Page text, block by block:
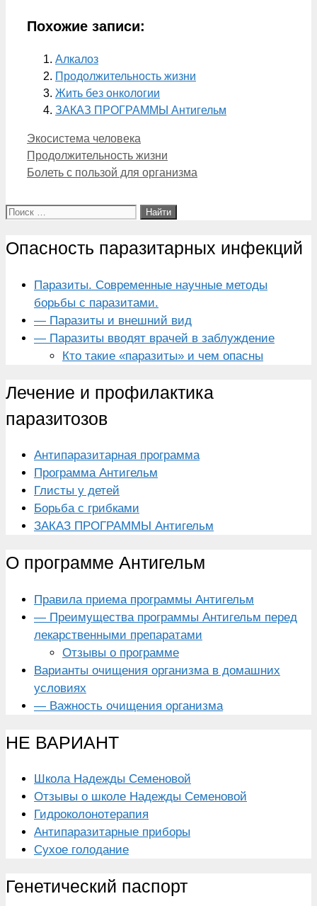
Похожие записи:
Алкалоз
Продолжительность жизни
Жить без онкологии
ЗАКАЗ ПРОГРАММЫ Антигельм
Рубрики
Экосистема человека
Продолжительность жизни
Болеть с пользой для организма
Поиск:
Опасность паразитарных инфекций
Паразиты. Современные научные методы
борьбы с паразитами.
— Паразиты и внешний вид
— Паразиты вводят врачей в заблуждение
Кто такие «паразиты» и чем опасны
Лечение и профилактика
паразитозов
Антипаразитарная программа
Программа Антигельм
Глисты у детей
Борьба с грибками
ЗАКАЗ ПРОГРАММЫ Антигельм
О программе Антигельм
Правила приема программы Антигельм
— Преимущества программы Антигельм перед
лекарственными препаратами
Отзывы о программе
Варианты очищения организма в домашних
условиях
— Важность очищения организма
НЕ ВАРИАНТ
Школа Надежды Семеновой
Отзывы о школе Надежды Семеновой
Гидроколонотерапия
Антипаразитарные приборы
Сухое голодание
Генетический паспорт